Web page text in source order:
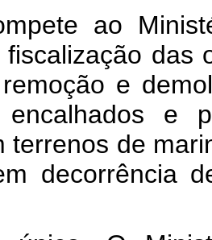
ao
das
e
encalhados e
terrenos de
decorrência